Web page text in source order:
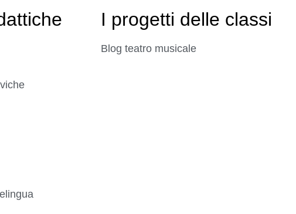
I progetti delle classi
Blog teatro musicale